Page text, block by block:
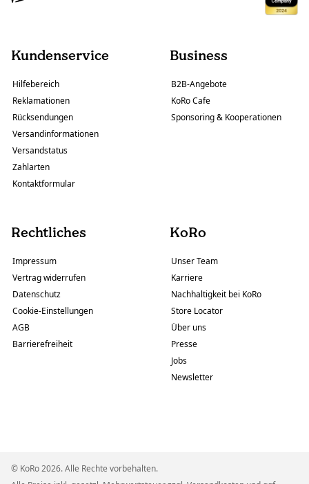
Kundenservice
Hilfebereich
Reklamationen
Rücksendungen
Versandinformationen
Versandstatus
Zahlarten
Kontaktformular
Business
B2B-Angebote
KoRo Cafe
Sponsoring & Kooperationen
Rechtliches
Impressum
Vertrag widerrufen
Datenschutz
Cookie-Einstellungen
AGB
Barrierefreiheit
KoRo
Unser Team
Karriere
Nachhaltigkeit bei KoRo
Store Locator
Über uns
Presse
Jobs
Newsletter
© KoRo 2026. Alle Rechte vorbehalten.